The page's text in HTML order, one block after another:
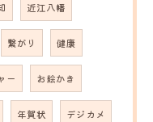
近江八幡
繋がり 健康
ー お絵かき
年賀状 デジカメ